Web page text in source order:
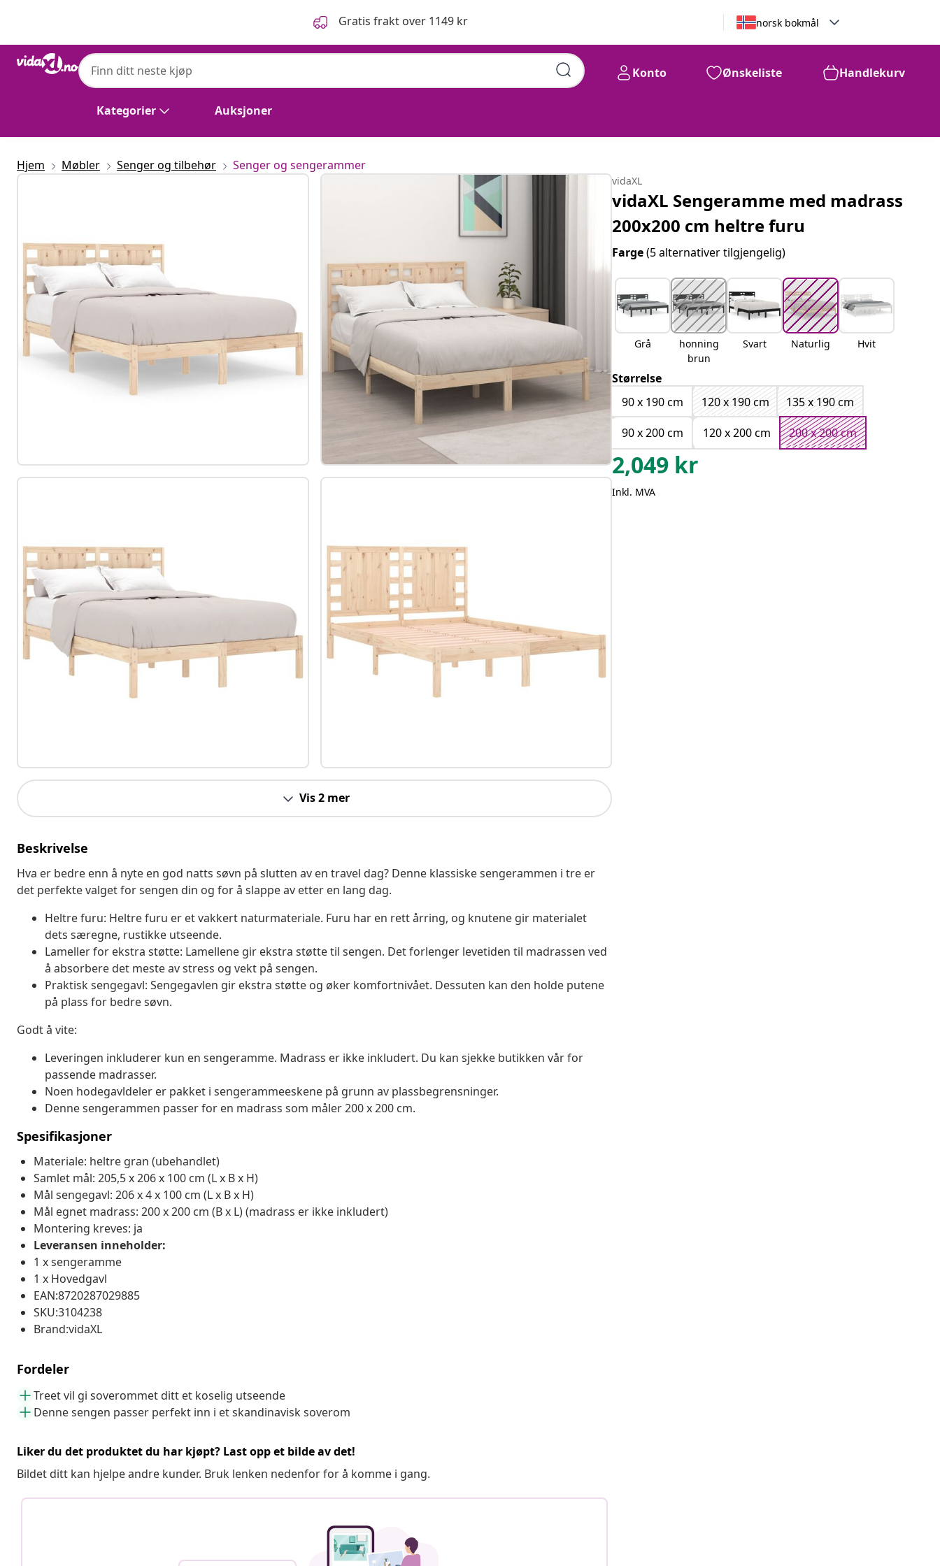
Gratis frakt over 1149 kr norsk bokmål
Kategorier Auksjoner
Konto Ønskeliste Handlekurv
vidaXL kr
Hjem Møbler Senger og tilbehør Senger og sengerammer
Vis 2 mer
Beskrivelse
Hva er bedre enn å nyte en god natts søvn på slutten av en travel dag? Denne klassiske sengerammen i tre er
det perfekte valget for sengen din og for å slappe av etter en lang dag.
Heltre furu: Heltre furu er et vakkert naturmateriale. Furu har en rett årring, og knutene gir materialet
dets særegne, rustikke utseende.
Lameller for ekstra støtte: Lamellene gir ekstra støtte til sengen. Det forlenger levetiden til madrassen ved
å absorbere det meste av stress og vekt på sengen.
Praktisk sengegavl: Sengegavlen gir ekstra støtte og øker komfortnivået. Dessuten kan den holde putene
på plass for bedre søvn.
Godt å vite:
Leveringen inkluderer kun en sengeramme. Madrass er ikke inkludert. Du kan sjekke butikken vår for
passende madrasser.
Noen hodegavldeler er pakket i sengerammeeskene på grunn av plassbegrensninger.
Denne sengerammen passer for en madrass som måler 200 x 200 cm.
Spesifikasjoner
Materiale: heltre gran (ubehandlet)
Samlet mål: 205,5 x 206 x 100 cm (L x B x H)
Mål sengegavl: 206 x 4 x 100 cm (L x B x H)
Mål egnet madrass: 200 x 200 cm (B x L) (madrass er ikke inkludert)
Montering kreves: ja
Leveransen inneholder:
1 x sengeramme
1 x Hovedgavl
EAN:8720287029885
SKU:3104238
Brand:vidaXL
Fordeler
Treet vil gi soverommet ditt et koselig utseende
Denne sengen passer perfekt inn i et skandinavisk soverom
Liker du det produktet du har kjøpt? Last opp et bilde av det!
Bildet ditt kan hjelpe andre kunder. Bruk lenken nedenfor for å komme i gang.
vidaXL
vidaXL Sengeramme med madrass
200x200 cm heltre furu
Farge(5 alternativer tilgjengelig)
Grå
honning
brun
Svart Naturlig Hvit
Størrelse
90 x 190 cm
120 x 190 cm
135 x 190 cm
90 x 200 cm
120 x 200 cm 200 x 200 cm
2,049 kr
Inkl. MVA